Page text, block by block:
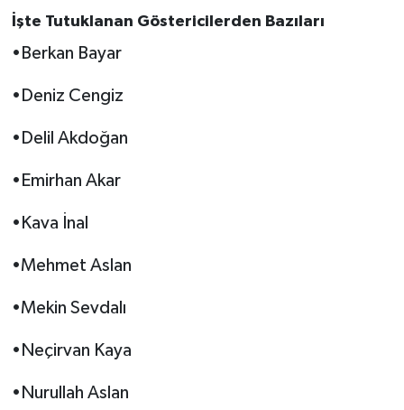
İşte Tutuklanan Göstericilerden Bazıları
•Berkan Bayar
•Deniz Cengiz
•Delil Akdoğan
•Emirhan Akar
•Kava İnal
•Mehmet Aslan
•Mekin Sevdalı
•Neçirvan Kaya
•Nurullah Aslan